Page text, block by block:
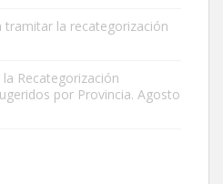
tramitar la recategorización
Recategorización
por Provincia. Agosto